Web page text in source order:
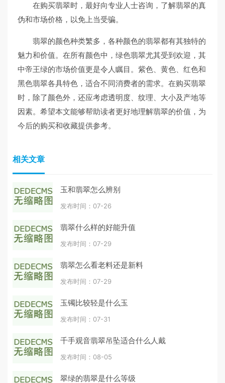
在购买翡翠时，最好向专业人士咨询，了解翡翠的真
伪和市场价格，以免上当受骗。
翡翠的颜色种类繁多，各种颜色的翡翠都有其独特的
魅力和价值。在所有颜色中，绿色翡翠尤其受到欢迎，其
中帝王绿的市场价值更是令人瞩目。紫色、黄色、红色和
黑色翡翠各具特色，适合不同消费者的需求。在购买翡翠
时，除了颜色外，还应考虑透明度、纹理、大小及产地等
因素。希望本文能够帮助读者更好地理解翡翠的价值，为
今后的购买和收藏提供参考。
相关文章
玉和翡翠怎么辨别
发布时间：07-26
翡翠什么样的好能升值
发布时间：07-29
翡翠怎么看老料还是新料
发布时间：07-29
玉镯比较轻是什么玉
发布时间：07-31
千手观音翡翠吊坠适合什么人戴
发布时间：08-05
翠绿的翡翠是什么等级